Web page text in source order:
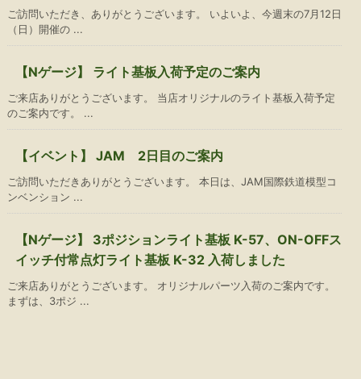
ご訪問いただき、ありがとうございます。 いよいよ、今週末の7月12日
（日）開催の ...
【Nゲージ】 ライト基板入荷予定のご案内
ご来店ありがとうございます。 当店オリジナルのライト基板入荷予定
のご案内です。 ...
【イベント】 JAM 2日目のご案内
ご訪問いただきありがとうございます。 本日は、JAM国際鉄道模型コ
ンベンション ...
【Nゲージ】 3ポジションライト基板 K-57、ON-OFFス
イッチ付常点灯ライト基板 K-32 入荷しました
ご来店ありがとうございます。 オリジナルパーツ入荷のご案内です。
まずは、3ポジ ...